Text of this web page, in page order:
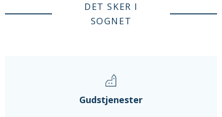
DET SKER I
SOGNET
Gudstjenester